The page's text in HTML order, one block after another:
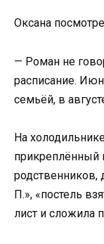
Оксана
— Роман не
расписание.
семьёй, в
На
прикреплённый
родственников,
П.», «постель
лист и сложила